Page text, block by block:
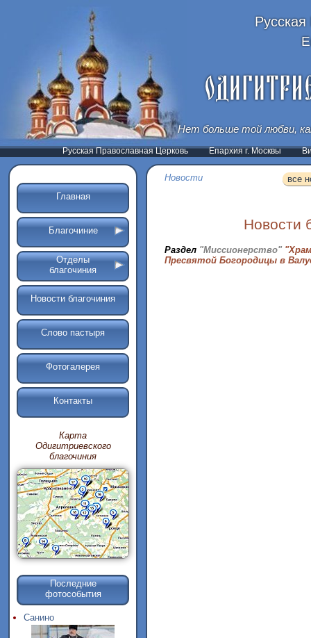
Нет больше той любви,
Русская Православная Церковь Епархия г. Москвы
Главная
Благочиние
Отделы
благочиния
Новости благочиния
Слово пастыря
Фотогалерея
Контакты
Карта
Одигитриевского
благочиния
Последние
фотособытия
Санино
Новости все
Новости
Раздел "Миссионерство"
Пресвятой Богородицы в